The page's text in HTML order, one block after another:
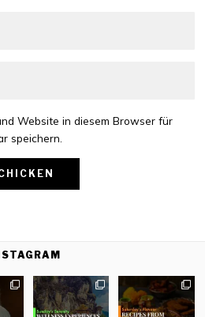
Website in diesem Browser für
speichern.